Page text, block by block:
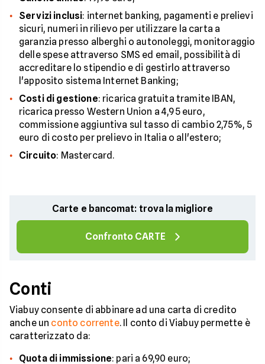
Servizi inclusi: internet banking, pagamenti e prelievi
sicuri, numeri in rilievo per utilizzare la carta a
garanzia presso alberghi o autonoleggi, monitoraggio
delle spese attraverso SMS ed email, possibilità di
accreditare lo stipendio e di gestirlo attraverso
l'apposito sistema Internet Banking;
Costi di gestione: ricarica gratuita tramite IBAN,
ricarica presso Western Union a 4,95 euro,
commissione aggiuntiva sul tasso di cambio 2,75%, 5
euro di costo per prelievo in Italia o all'estero;
Circuito: Mastercard.
Carte e bancomat: trova la migliore
Confronto CARTE
Conti
Viabuy consente di abbinare ad una carta di credito
anche un conto corrente. Il conto di Viabuy permette è
caratterizzato da:
Quota di immissione: pari a 69,90 euro;